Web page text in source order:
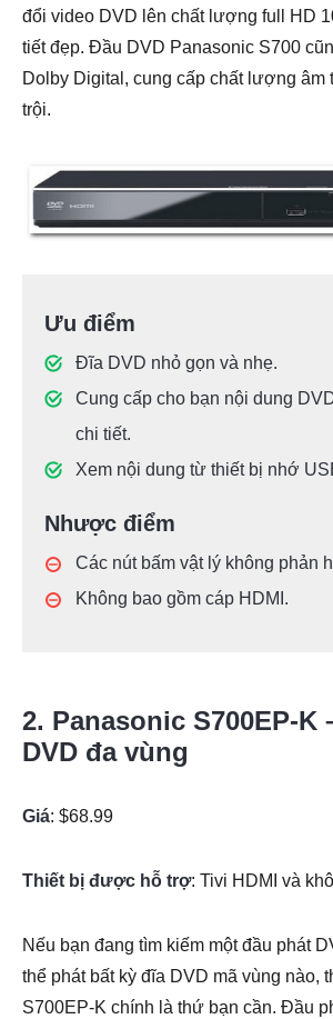
đổi video DVD lên chất lượng full HD
tiết đẹp. Đầu DVD Panasonic S700
Dolby Digital, cung cấp chất lượng
trội.
Ưu điểm
Đĩa DVD nhỏ gọn và nhẹ.
Cung cấp cho bạn nội dung
chi tiết.
Xem nội dung từ thiết bị nhớ
Nhược điểm
Các nút bấm vật lý không phản
Không bao gồm cáp HDMI.
2. Panasonic S700EP-K
DVD đa vùng
Giá: $68.99
Thiết bị được hỗ trợ: Tivi HDMI và
Nếu bạn đang tìm kiếm một đầu phát
thể phát bất kỳ đĩa DVD mã vùng nào,
S700EP-K chính là thứ bạn cần. Đầu